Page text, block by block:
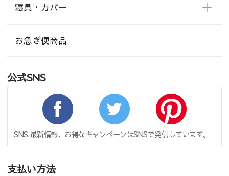
寝具・カバー
お急ぎ便商品
公式SNS
SNS 最新情報、お得なキャンペーンはSNSで発信しています。
支払い方法